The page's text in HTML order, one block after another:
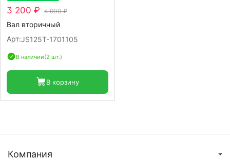
3 200 ₽ 4 000 ₽
Вал вторичный
Арт:JS125T-1701105
В наличии(2 шт.)
В корзину
Компания